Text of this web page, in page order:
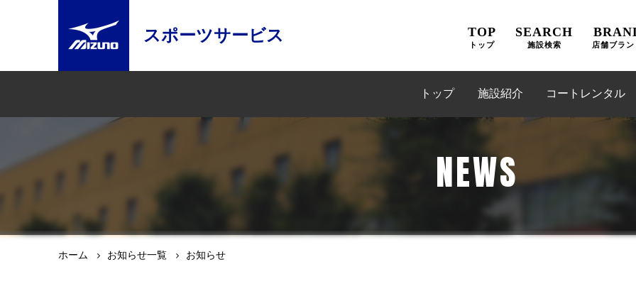
スポーツサービス TOP
トップ
SEARCH
施設検索 店舗ブラン
トップ 施設紹介 コートレンタル
NEWS
ホーム お知らせ一覧 お知らせ